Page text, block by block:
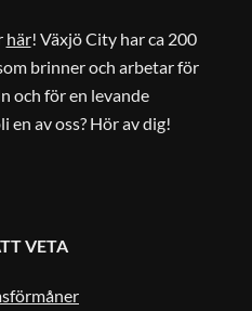
här! Växjö City har ca 200
brinner och arbetar för
och för en levande
en av oss? Hör av dig!
VETA